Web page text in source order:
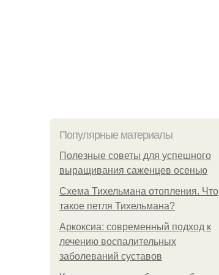
Популярные материалы
Полезные советы для успешного
выращивания саженцев осенью
Схема Тихельмана отопления. Что
такое петля Тихельмана?
Аркоксиа: современный подход к
лечению воспалительных
заболеваний суставов